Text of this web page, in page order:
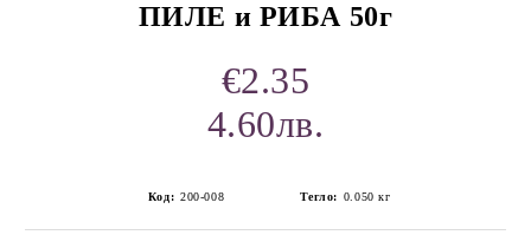
ПИЛЕ и РИБА 50г
€2.35
4.60лв.
Код: 200-008 Тегло: 0.050 кг